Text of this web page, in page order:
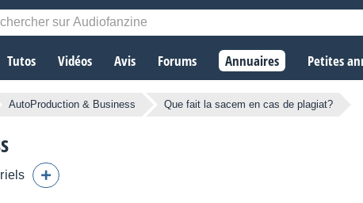
Tutos Vidéos Avis Forums Annuaires Petites
AutoProduction & Business Que fait la sacem en cas de plagiat?